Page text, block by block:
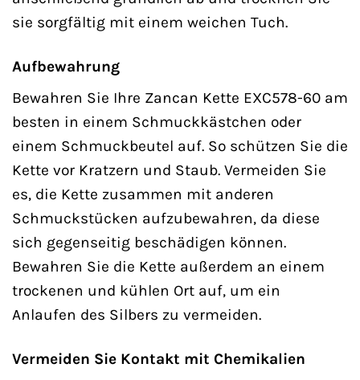
sie sorgfältig mit einem weichen Tuch.
Aufbewahrung
Bewahren Sie Ihre Zancan Kette EXC578-60 am
besten in einem Schmuckkästchen oder
einem Schmuckbeutel auf. So schützen Sie die
Kette vor Kratzern und Staub. Vermeiden Sie
es, die Kette zusammen mit anderen
Schmuckstücken aufzubewahren, da diese
sich gegenseitig beschädigen können.
Bewahren Sie die Kette außerdem an einem
trockenen und kühlen Ort auf, um ein
Anlaufen des Silbers zu vermeiden.
Vermeiden Sie Kontakt mit Chemikalien